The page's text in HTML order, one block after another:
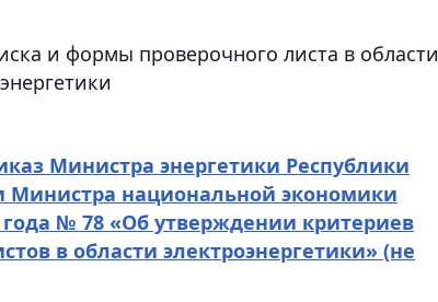
и формы проверочного листа в области
Министра энергетики Республики
Министра национальной экономики
года № 78 «Об утверждении критериев
в области электроэнергетики» (не